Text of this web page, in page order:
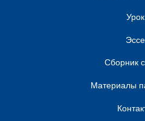
Урок
Эссе
Сборник
Материалы